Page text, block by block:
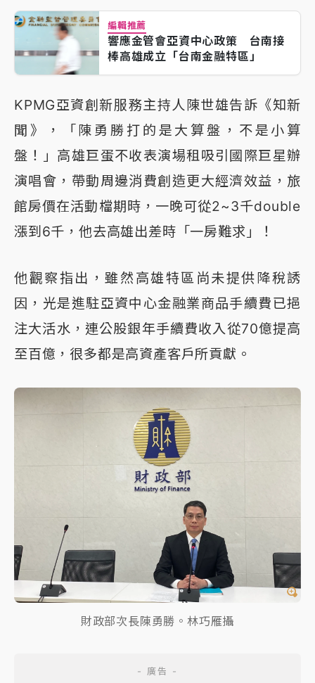
編輯推薦
響應金管會亞資中心政策 台南接
棒高雄成立「台南金融特區」
KPMG亞資創新服務主持人陳世雄告訴《知新
聞》，「陳勇勝打的是大算盤，不是小算
盤！」高雄巨蛋不收表演場租吸引國際巨星辦
演唱會，帶動周邊消費創造更大經濟效益，旅
館房價在活動檔期時，一晚可從2~3千double
漲到6千，他去高雄出差時「一房難求」！
他觀察指出，雖然高雄特區尚未提供降稅誘
因，光是進駐亞資中心金融業商品手續費已挹
注大活水，連公股銀年手續費收入從70億提高
至百億，很多都是高資產客戶所貢獻。
財政部次長陳勇勝。林巧雁攝